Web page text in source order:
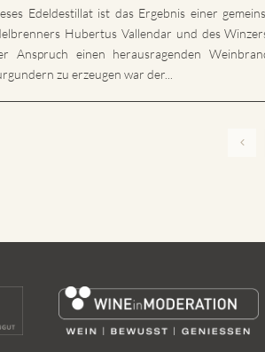
Edeldestillat ist das Ergebnis einer
Hubertus Vallendar und des
Anspruch einen herausragenden
zu erzeugen war der...